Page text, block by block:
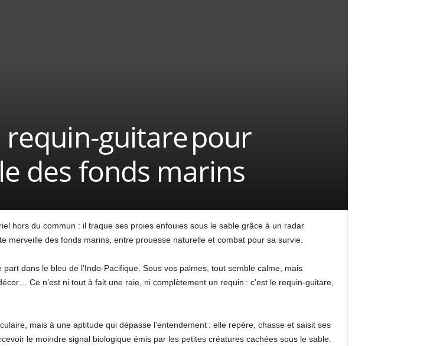
requin-guitare pour
des fonds marins
hors du commun : il traque ses proies enfouies sous le sable grâce à un radar
merveille des fonds marins, entre prouesse naturelle et combat pour sa survie.
dans le bleu de l’Indo-Pacifique. Sous vos palmes, tout semble calme, mais
Ce n’est ni tout à fait une raie, ni complètement un requin : c’est le requin-guitare,
mais à une aptitude qui dépasse l’entendement : elle repère, chasse et saisit ses
le moindre signal biologique émis par les petites créatures cachées sous le sable.